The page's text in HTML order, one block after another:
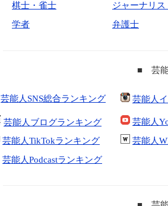
棋士・雀士
ジャーナリス
学者
弁護士
■ 芸
芸能人SNS総合ランキング 芸能人
芸能人ブログランキング
芸能人
芸能人TikTokランキング
芸能人
芸能人Podcastランキング